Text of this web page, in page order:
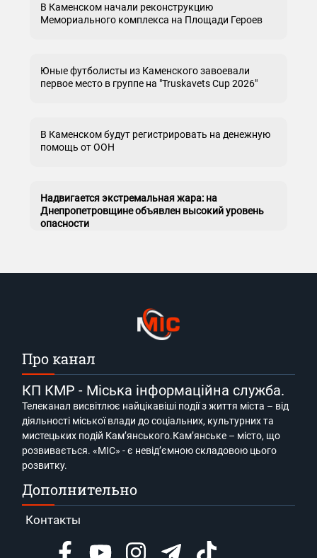
В Каменском начали реконструкцию
Мемориального комплекса на Площади Героев
Юные футболисты из Каменского завоевали
первое место в группе на "Truskavets Cup 2026"
В Каменском будут регистрировать на денежную
помощь от ООН
Надвигается экстремальная жара: на
Днепропетровщине объявлен высокий уровень
опасности
Про канал
КП КМР - Міська інформаційна служба.
Телеканал висвітлює найцікавіші події з життя міста – від
діяльності міської влади до соціальних, культурних та
мистецьких подій Кам’янського.Кам’янське – місто, що
розвивається. «МІС» - є невід’ємною складовою цього
розвитку.
Дополнительно
Контакты